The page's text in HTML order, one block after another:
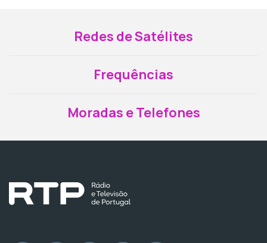
Redes de Satélites
Frequências
Moradas e Telefones